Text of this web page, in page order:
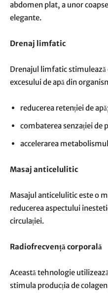
abdomen plat, a unor
elegante.
Drenaj limfatic
Drenajul limfatic
excesului de apă din
reducerea retenției de
combaterea senzației de
accelerarea
Masaj anticelulitic
Masajul anticelulitic este o
reducerea aspectului
circulației.
Radiofrecvență corporală
Această tehnologie
stimula producția de